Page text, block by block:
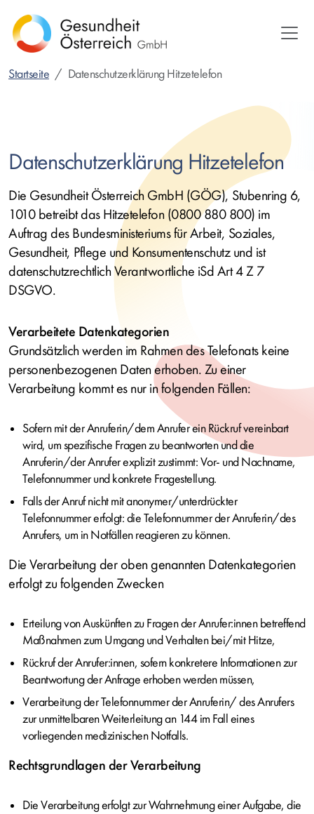
zum
Inhalt
Startseite Datenschutzerklärung Hitzetelefon
Datenschutzerklärung Hitzetelefon
Die Gesundheit Österreich GmbH (GÖG), Stubenring 6,
1010 betreibt das Hitzetelefon (0800 880 800) im
Auftrag des Bundesministeriums für Arbeit, Soziales,
Gesundheit, Pflege und Konsumentenschutz und ist
datenschutzrechtlich Verantwortliche iSd Art 4 Z 7
DSGVO.
Verarbeitete Datenkategorien
Grundsätzlich werden im Rahmen des Telefonats keine
personenbezogenen Daten erhoben. Zu einer
Verarbeitung kommt es nur in folgenden Fällen:
Sofern mit der Anruferin/dem Anrufer ein Rückruf vereinbart
wird, um spezifische Fragen zu beantworten und die
Anruferin/der Anrufer explizit zustimmt: Vor- und Nachname,
Telefonnummer und konkrete Fragestellung.
Falls der Anruf nicht mit anonymer/unterdrückter
Telefonnummer erfolgt: die Telefonnummer der Anruferin/des
Anrufers, um in Notfällen reagieren zu können.
Die Verarbeitung der oben genannten Datenkategorien
erfolgt zu folgenden Zwecken
Erteilung von Auskünften zu Fragen der Anrufer:innen betreffend
Maßnahmen zum Umgang und Verhalten bei/mit Hitze,
Rückruf der Anrufer:innen, sofern konkretere Informationen zur
Beantwortung der Anfrage erhoben werden müssen,
Verarbeitung der Telefonnummer der Anruferin/ des Anrufers
zur unmittelbaren Weiterleitung an 144 im Fall eines
vorliegenden medizinischen Notfalls.
Rechtsgrundlagen der Verarbeitung
Die Verarbeitung erfolgt zur Wahrnehmung einer Aufgabe, die